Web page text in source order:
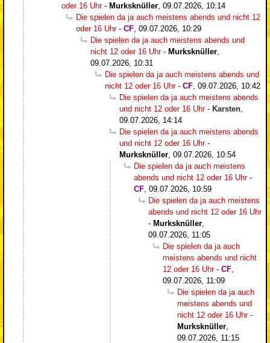
oder 16 Uhr- Murksknüller 09.07.2026, 10:14
Die spielen da ja auch meistens abends und nicht 12
oder 16 Uhr- CF 09.07.2026, 10:29
Die spielen da ja auch meistens abends und
nicht 12 oder 16 Uhr- Murksknüller
09.07.2026, 10:31
Die spielen da ja auch meistens abends und
nicht 12 oder 16 Uhr- CF 09.07.2026, 10:42
Die spielen da ja auch meistens abends
und nicht 12 oder 16 Uhr- Karsten
09.07.2026, 14:14
Die spielen da ja auch meistens abends
und nicht 12 oder 16 Uhr-
Murksknüller 09.07.2026, 10:54
Die spielen da ja auch meistens
abends und nicht 12 oder 16 Uhr-
CF 09.07.2026, 10:59
Die spielen da ja auch meistens
abends und nicht 12 oder 16 Uhr
- Murksknüller
09.07.2026, 11:05
Die spielen da ja auch
meistens abends und nicht
12 oder 16 Uhr- CF
09.07.2026, 11:09
Die spielen da ja auch
meistens abends und
nicht 12 oder 16 Uhr-
Murksknüller
09.07.2026, 11:15